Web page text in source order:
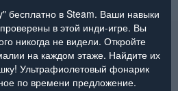
бесплатно в Steam. Ваши навыки
в этой инди-игре. Вы
никогда не видели. Откройте
на каждом этаже. Найдите их
Ультрафиолетовый фонарик
по времени предложение.